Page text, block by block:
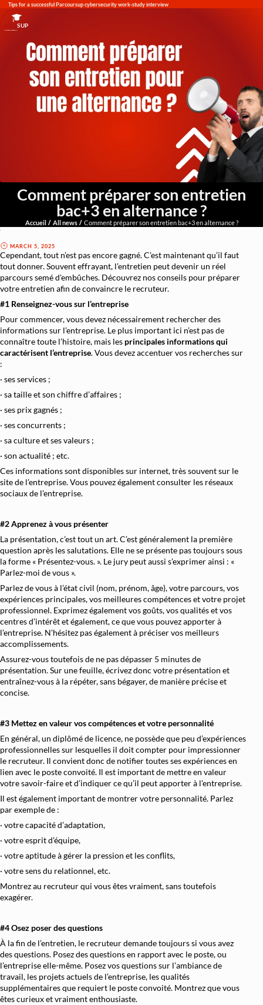
Tips for a successful Parcoursup cybersecurity work-study interview
L'EXPERTISE DE DEMAIN
SUP
RED
Comment préparer son entretien
bac+3 en alternance ?
Accueil All news Comment préparer son entretien bac+3 en alternance ?
MARCH 5, 2025
Votre CV et votre Lettre de Motivation ont réussi à vous faire
décrocher un entretien pour votre alternance ? Félicitations !
Cependant, tout n’est pas encore gagné. C’est maintenant qu’il faut
tout donner. Souvent effrayant, l’entretien peut devenir un réel
parcours semé d'embûches. Découvrez nos conseils pour préparer
votre entretien afin de convaincre le recruteur.
#1 Renseignez-vous sur l’entreprise
Pour commencer, vous devez nécessairement rechercher des
informations sur l’entreprise. Le plus important ici n’est pas de
connaître toute l’histoire, mais les principales informations qui
caractérisent l’entreprise. Vous devez accentuer vos recherches sur
:
· ses services ;
· sa taille et son chiffre d’affaires ;
· ses prix gagnés ;
· ses concurrents ;
· sa culture et ses valeurs ;
· son actualité ; etc.
Ces informations sont disponibles sur internet, très souvent sur le
site de l’entreprise. Vous pouvez également consulter les réseaux
sociaux de l’entreprise.
#2 Apprenez à vous présenter
La présentation, c’est tout un art. C’est généralement la première
question après les salutations. Elle ne se présente pas toujours sous
la forme « Présentez-vous. ». Le jury peut aussi s’exprimer ainsi : «
Parlez-moi de vous ».
Parlez de vous à l’état civil (nom, prénom, âge), votre parcours, vos
expériences principales, vos meilleures compétences et votre projet
professionnel. Exprimez également vos goûts, vos qualités et vos
centres d’intérêt et également, ce que vous pouvez apporter à
l’entreprise. N’hésitez pas également à préciser vos meilleurs
accomplissements.
Assurez-vous toutefois de ne pas dépasser 5 minutes de
présentation. Sur une feuille, écrivez donc votre présentation et
entraînez-vous à la répéter, sans bégayer, de manière précise et
concise.
#3 Mettez en valeur vos compétences et votre personnalité
En général, un diplômé de licence, ne possède que peu d’expériences
professionnelles sur lesquelles il doit compter pour impressionner
le recruteur. Il convient donc de notifier toutes ses expériences en
lien avec le poste convoité. Il est important de mettre en valeur
votre savoir-faire et d’indiquer ce qu’il peut apporter à l’entreprise.
Il est également important de montrer votre personnalité. Parlez
par exemple de :
· votre capacité d’adaptation,
· votre esprit d’équipe,
· votre aptitude à gérer la pression et les conflits,
· votre sens du relationnel, etc.
Montrez au recruteur qui vous êtes vraiment, sans toutefois
exagérer.
#4 Osez poser des questions
À la fin de l’entretien, le recruteur demande toujours si vous avez
des questions. Posez des questions en rapport avec le poste, ou
l’entreprise elle-même. Posez vos questions sur l’ambiance de
travail, les projets actuels de l’entreprise, les qualités
supplémentaires que requiert le poste convoité. Montrez que vous
êtes curieux et vraiment enthousiaste.